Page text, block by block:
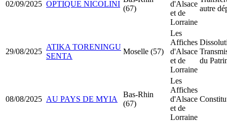
02/09/2025 OPTIQUE NICOLINI
(67)
d'Alsace
et de
Lorraine
autre
29/08/2025
ATIKA TORENINGU
SENTA
Moselle (57)
Les
Affiches
d'Alsace
et de
Lorraine
du
08/08/2025 AU PAYS DE MYIA
Bas-Rhin
(67)
Les
Affiches
d'Alsace
et de
Lorraine